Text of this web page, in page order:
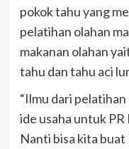
pokok tahu yang
pelatihan olahan
makanan olahan
tahu dan tahu aci
“Ilmu dari
ide usaha untuk
Nanti bisa kita buat